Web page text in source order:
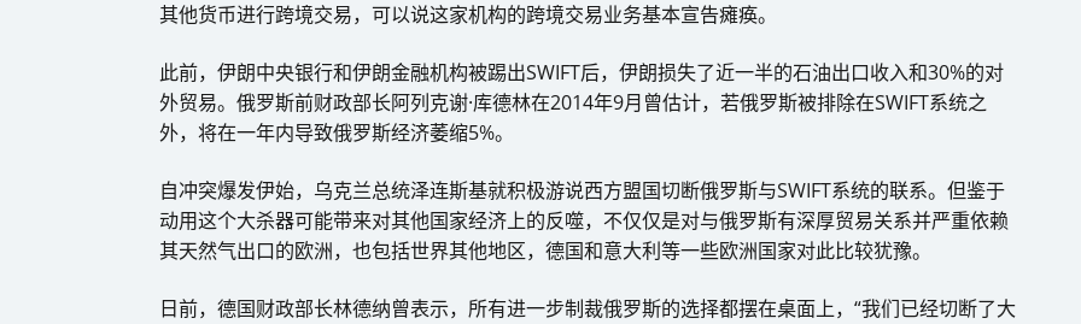
其他货币进行跨境交易，可以说这家机构的跨境交易业务基本宣告瘫痪。
此前，伊朗中央银行和伊朗金融机构被踢出SWIFT后，伊朗损失了近一半的石油出口收入和30%的对
外贸易。俄罗斯前财政部长阿列克谢·库德林在2014年9月曾估计，若俄罗斯被排除在SWIFT系统之
外，将在一年内导致俄罗斯经济萎缩5%。
自冲突爆发伊始，乌克兰总统泽连斯基就积极游说西方盟国切断俄罗斯与SWIFT系统的联系。但鉴于
动用这个大杀器可能带来对其他国家经济上的反噬，不仅仅是对与俄罗斯有深厚贸易关系并严重依赖
其天然气出口的欧洲，也包括世界其他地区，德国和意大利等一些欧洲国家对此比较犹豫。
日前，德国财政部长林德纳曾表示，所有进一步制裁俄罗斯的选择都摆在桌面上，“我们已经切断了大